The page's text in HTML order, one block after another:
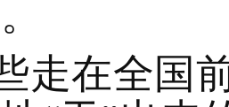
走在全国